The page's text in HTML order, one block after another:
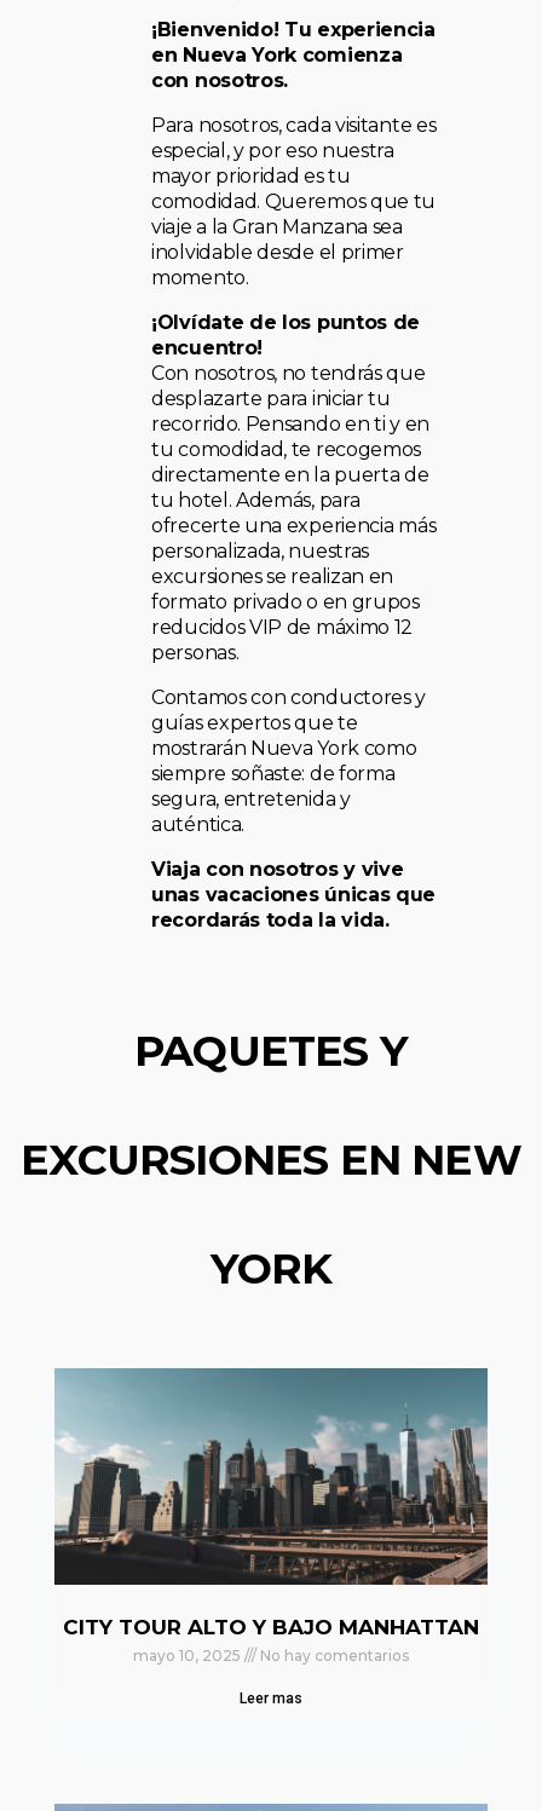
¡Bienvenido! Tu experiencia
en Nueva York comienza
con nosotros.
Para nosotros, cada visitante es
especial, y por eso nuestra
mayor prioridad es tu
comodidad. Queremos que tu
viaje a la Gran Manzana sea
inolvidable desde el primer
momento.
¡Olvídate de los puntos de
encuentro!
Con nosotros, no tendrás que
desplazarte para iniciar tu
recorrido. Pensando en ti y en
tu comodidad, te recogemos
directamente en la puerta de
tu hotel. Además, para
ofrecerte una experiencia más
personalizada, nuestras
excursiones se realizan en
formato privado o en grupos
reducidos VIP de máximo 12
personas.
Contamos con conductores y
guías expertos que te
mostrarán Nueva York como
siempre soñaste: de forma
segura, entretenida y
auténtica.
Viaja con nosotros y vive
unas vacaciones únicas que
recordarás toda la vida.
PAQUETES Y
EXCURSIONES EN NEW
YORK
CITY TOUR ALTO Y BAJO MANHATTAN
mayo 10, 2025 No hay comentarios
Leer mas